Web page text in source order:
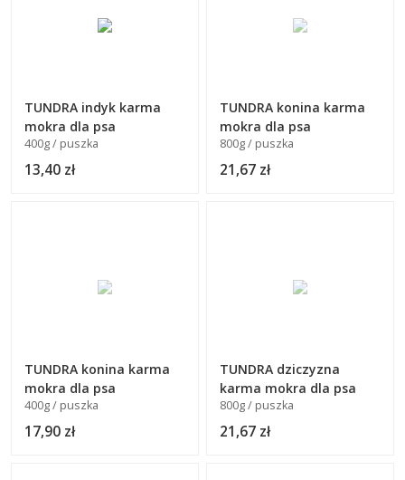
TUNDRA indyk karma
mokra dla psa
400g / puszka
13,40 zł
TUNDRA konina karma
mokra dla psa
800g / puszka
21,67 zł
TUNDRA konina karma
mokra dla psa
400g / puszka
17,90 zł
TUNDRA dziczyzna
karma mokra dla psa
800g / puszka
21,67 zł